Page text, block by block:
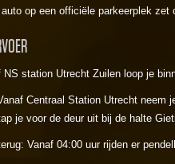
op een officiële parkeerplek zet
NS station Utrecht Zuilen loop je
Centraal Station Utrecht neem
je voor de deur uit bij de halte
Vanaf 04:00 uur rijden er